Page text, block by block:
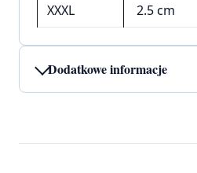
XXXL
2.5 cm
Dodatkowe informacje